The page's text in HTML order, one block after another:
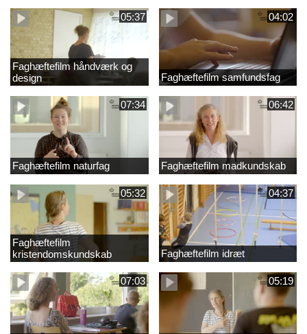
05:37
Faghæftefilm håndværk og
design
04:02
Faghæftefilm samfundsfag
07:34
Faghæftefilm naturfag
06:42
Faghæftefilm madkundskab
05:32
Faghæftefilm
kristendomskundskab
04:37
Faghæftefilm idræt
07:03 05:19